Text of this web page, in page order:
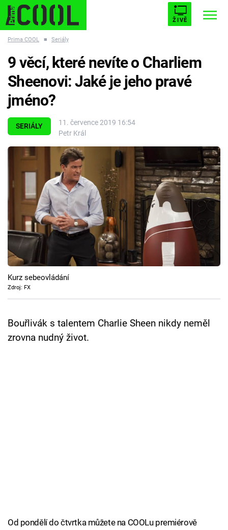
ŽIVĚ
ESCAPE PLNEJ KOTEL AVENGERS 5
Témata
Filmy
Seriály
Hry
Cool Esport
Pořady
TV Program
Přihlášení
Prima COOL ■ Seriály
SERIÁLY
11. července 2019 16:54
Petr Král
9 věcí, které nevíte o Charliem
Sheenovi: Jaké je jeho pravé
jméno?
Kurz sebeovládání
Zdroj: FX
Bouřlivák s talentem Charlie Sheen nikdy neměl
zrovna nudný život.
Od pondělí do čtvrtka můžete na COOLu premiérově